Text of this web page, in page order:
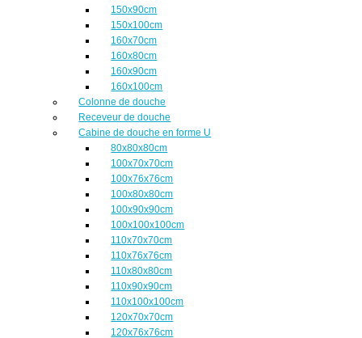
150x90cm
150x100cm
160x70cm
160x80cm
160x90cm
160x100cm
Colonne de douche
Receveur de douche
Cabine de douche en forme U
80x80x80cm
100x70x70cm
100x76x76cm
100x80x80cm
100x90x90cm
100x100x100cm
110x70x70cm
110x76x76cm
110x80x80cm
110x90x90cm
110x100x100cm
120x70x70cm
120x76x76cm